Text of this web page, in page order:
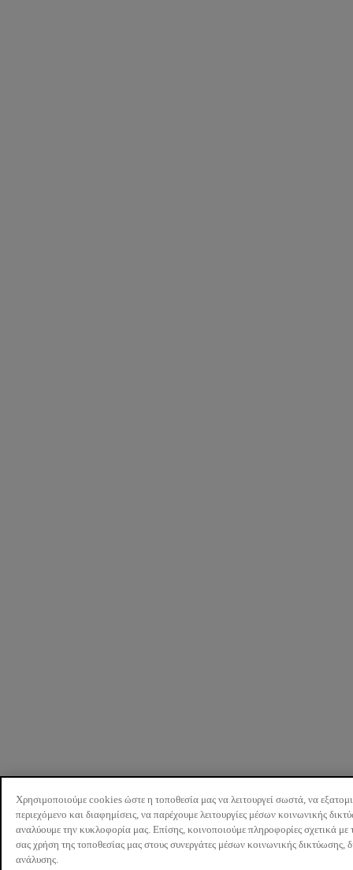
Χρησιμοποιούμε cookies ώστε η τοποθεσία μας να λειτουργεί σωστά, να
περιεχόμενο και διαφημίσεις, να παρέχουμε λειτουργίες μέσων κοινωνικής
αναλύουμε την κυκλοφορία μας. Επίσης, κοινοποιούμε πληροφορίες σχετικά με
σας χρήση της τοποθεσίας μας στους συνεργάτες μέσων κοινωνικής δικτύωσης,
ανάλυσης.